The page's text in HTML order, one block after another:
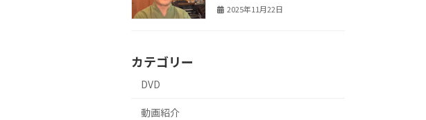
2025年11月22日
カテゴリー
DVD
動画紹介